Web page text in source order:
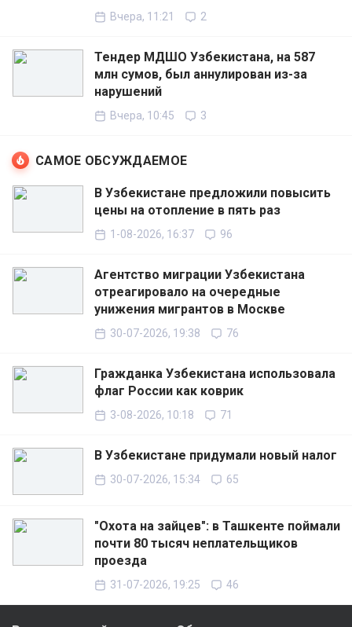
Вчера, 11:21 2
Тендер МДШО Узбекистана, на 587
млн сумов, был аннулирован из-за
нарушений
Вчера, 10:45 3
САМОЕ ОБСУЖДАЕМОЕ
В Узбекистане предложили повысить
цены на отопление в пять раз
1-08-2026, 16:37 96
Агентство миграции Узбекистана
отреагировало на очередные
унижения мигрантов в Москве
30-07-2026, 19:38 76
Гражданка Узбекистана использовала
флаг России как коврик
3-08-2026, 10:18 71
В Узбекистане придумали новый налог
30-07-2026, 15:34 65
"Охота на зайцев": в Ташкенте поймали
почти 80 тысяч неплательщиков
проезда
31-07-2026, 19:25 46